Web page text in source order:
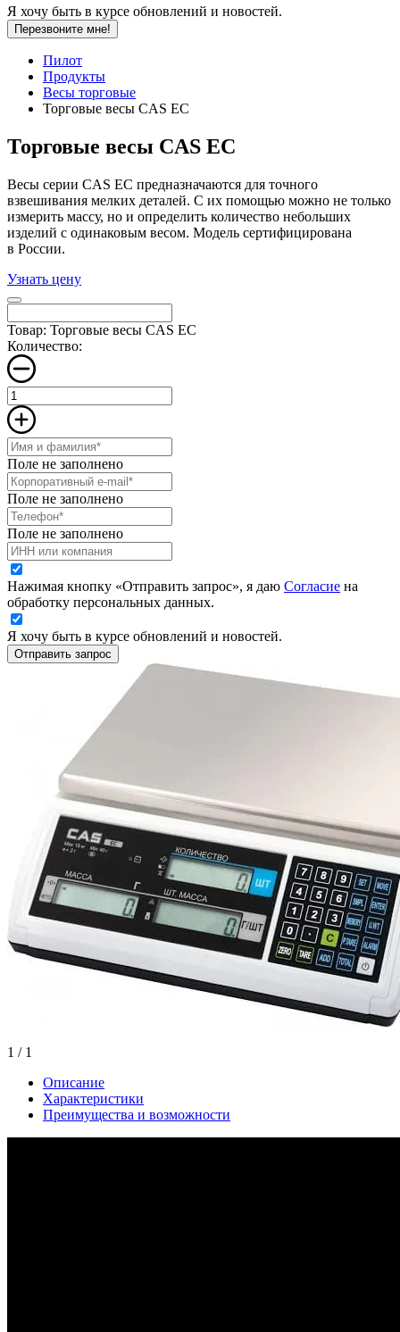
Я хочу быть в курсе обновлений и новостей.
Перезвоните мне!
Пилот
Продукты
Весы торговые
Торговые весы CAS EC
Торговые весы CAS EC
Весы серии CAS EC предназначаются для точного
взвешивания мелких деталей. С их помощью можно не только
измерить массу, но и определить количество небольших
изделий с одинаковым весом. Модель сертифицирована
в России.
Узнать цену
Товар: Торговые весы CAS EC
Количество:
Поле не заполнено
Поле не заполнено
Поле не заполнено
Нажимая кнопку «Отправить запрос», я даю Согласие на
обработку персональных данных.
Я хочу быть в курсе обновлений и новостей.
Отправить запрос
1 / 1
Описание
Характеристики
Преимущества и возможности